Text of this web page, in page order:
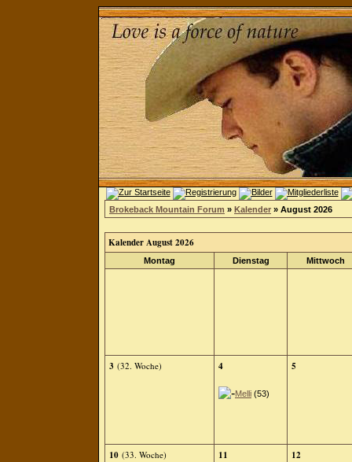
Brokeback Mountain Forum » Kalender » August 2026
Kalender August 2026
Montag Dienstag Mittwoch
3 (32. Woche) 4
Melli (53)
5
10 (33. Woche) 11 12